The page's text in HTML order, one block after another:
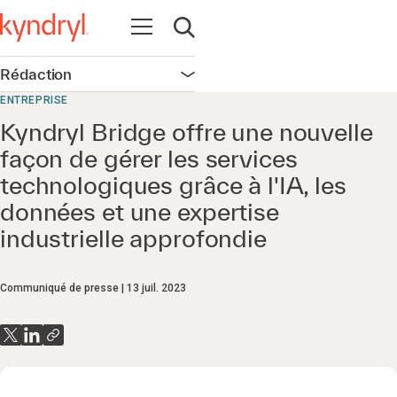
Ouvrir la navigation
Ouvrir la recherche
Rédaction Ouvrir la navigation
ENTREPRISE
Kyndryl Bridge offre une nouvelle
façon de gérer les services
technologiques grâce à l'IA, les
données et une expertise
industrielle approfondie
Communiqué de presse 13 juil. 2023